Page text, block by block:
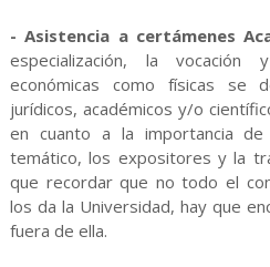
- Asistencia a certámenes
especialización, la
económicas como físicas se
jurídicos, académicos y/o
en cuanto a la importancia
temático, los expositores y la
que recordar que no todo el
los da la Universidad, hay que
fuera de ella.